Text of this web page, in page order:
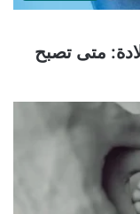
متى تصبح